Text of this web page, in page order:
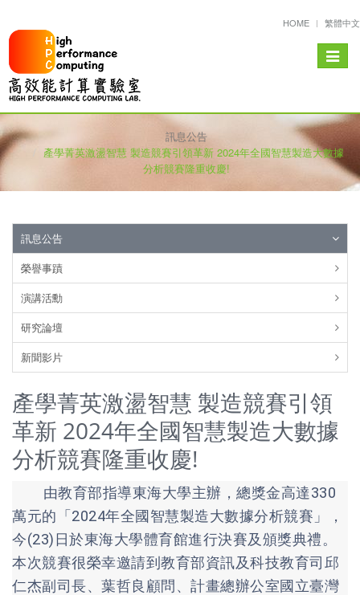
HOME 繁體中文
Toggle
訊息公告
產學菁英激盪智慧 製造競賽引領革新 2024年全國智慧製造大數據
分析競賽隆重收慶!
訊息公告
榮譽事蹟
演講活勳
研究論壇
新聞影片
產學菁英激盪智慧 製造競賽引領
革新 2024年全國智慧製造大數據
分析競賽隆重收慶!
由教育部指導東海大學主辦，總獎金高達330
萬元的「2024年全國智慧製造大數據分析競賽」，
今(23)日於東海大學體育館進行決賽及頒獎典禮。
本次競賽很榮幸邀請到教育部資訊及科技教育司邱
仁杰副司長、葉哲良顧問、計畫總辦公室國立臺灣